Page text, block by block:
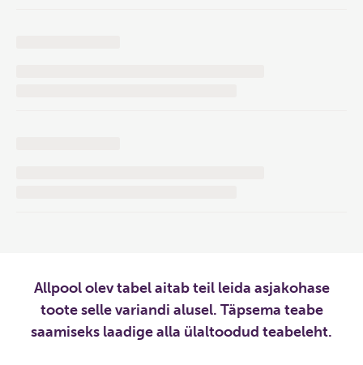
Allpool olev tabel aitab teil leida asjakohase
toote selle variandi alusel. Täpsema teabe
saamiseks laadige alla ülaltoodud teabeleht.